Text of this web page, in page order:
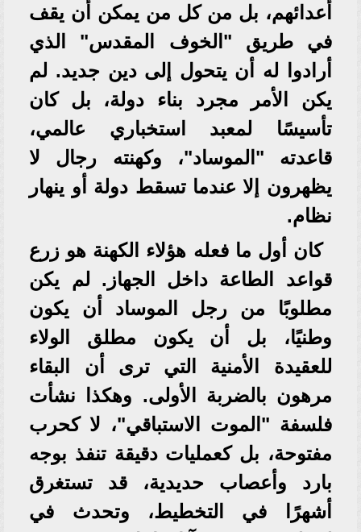
أعدائهم، بل من كل من يمكن أن يقف
في طريق "الخوف المقدس" الذي
أرادوا له أن يتحول إلى دين جديد. لم
يكن الأمر مجرد بناء دولة، بل كان
تأسيسًا لمعبد استخباري عالمي،
قاعدته "الموساد"، وكهنته رجال لا
يظهرون إلا عندما تسقط دولة أو ينهار
نظام.
كان أول ما فعله هؤلاء الكهنة هو زرع
قواعد الطاعة داخل الجهاز. لم يكن
مطلوبًا من رجل الموساد أن يكون
وطنيًا، بل أن يكون مطلق الولاء
للعقيدة الأمنية التي ترى أن البقاء
مرهون بالضربة الأولى. وهكذا نشأت
فلسفة "الموت الاستباقي"، لا كحرب
مفتوحة، بل كعمليات دقيقة تنفذ بوجه
بارد وأعصاب حديدية، قد تستغرق
أشهرًا في التخطيط، وتحدث في